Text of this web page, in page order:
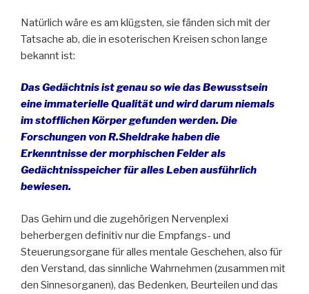
Natürlich wäre es am klügsten, sie fänden sich mit der
Tatsache ab, die in esoterischen Kreisen schon lange
bekannt ist:
Das Gedächtnis ist genau so wie das Bewusstsein
eine immaterielle Qualität und wird darum niemals
im stofflichen Körper gefunden werden. Die
Forschungen von R.Sheldrake haben die
Erkenntnisse der morphischen Felder als
Gedächtnisspeicher für alles Leben ausführlich
bewiesen.
Das Gehirn und die zugehörigen Nervenplexi
beherbergen definitiv nur die Empfangs- und
Steuerungsorgane für alles mentale Geschehen, also für
den Verstand, das sinnliche Wahrnehmen (zusammen mit
den Sinnesorganen), das Bedenken, Beurteilen und das